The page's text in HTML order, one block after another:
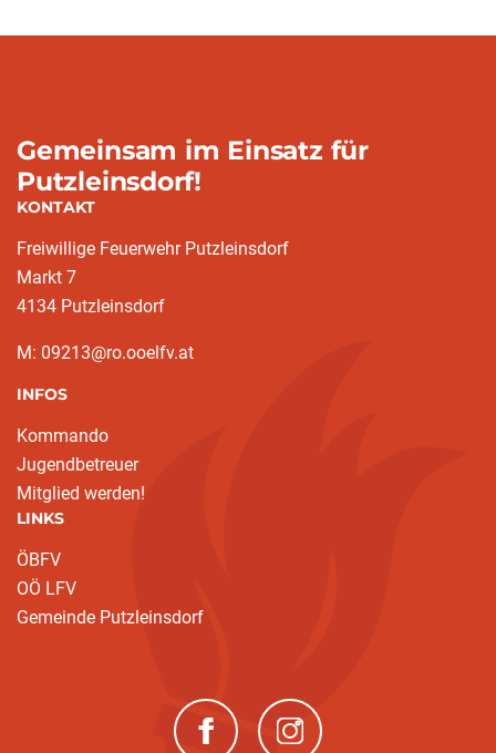
Gemeinsam im Einsatz für
Putzleinsdorf!
KONTAKT
Freiwillige Feuerwehr Putzleinsdorf
Markt 7
4134 Putzleinsdorf
M: 09213@ro.ooelfv.at
INFOS
Kommando
Jugendbetreuer
Mitglied werden!
LINKS
ÖBFV
OÖ LFV
Gemeinde Putzleinsdorf